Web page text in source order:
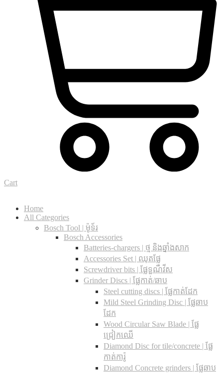
Cart
Home
All Categories
Bosch Tool | ម៉ូទ័រ
Bosch Accessories
Batteries-chargers | ថ្ម និងឆ្នាំងសាក
Accessories Set | ឈុតផ្លែ
Screwdriver bits | ផ្លែទួណឺវីស
Grinder Discs |​ ផ្លែកាត់/ឆាប
Steel cutting discs |​ ផ្លែកាត់ដែក
Mild Steel Grinding Disc | ផ្លែឆាប
ដែក
Wood Circular Saw Blade | ផ្លែ
ជ្រៀកឈើ
Diamond Disc for tile/concrete​ | ផ្លែ
កាត់ការ៉ូ
Diamond Concrete grinders | ផ្លែឆាប